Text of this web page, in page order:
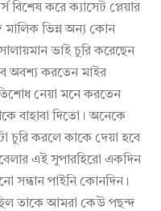
বিশেষ করে ক্যাসেট প্লেয়ার
মালিক ভিন্ন অন্য কোন
ভাই চুরি করেছেন
অবশ্য করতেন মাইর
নেয়া মনে করতেন
বাহাবা দিতো। অনেকে
চুরি করলে কাকে দেয়া হবে
এই সুপারহিরো একদিন
সন্ধান পাইনি কোনদিন।
তাকে আমরা কেউ পছন্দ